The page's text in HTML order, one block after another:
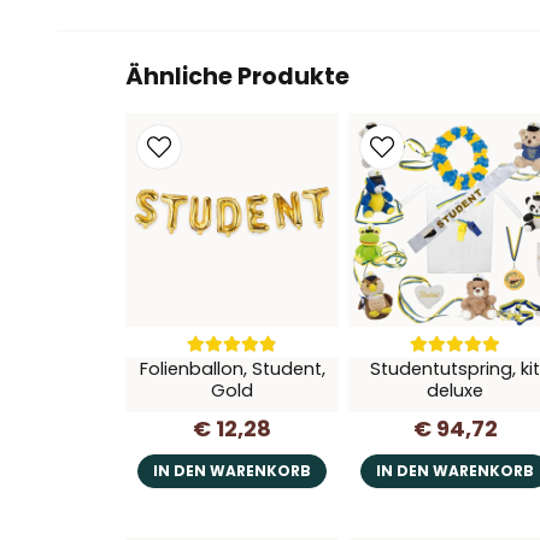
Ähnliche Produkte
Folienballon, Student,
Gold
€ 12,28
IN DEN WARENKORB
Studentutspring, kit
deluxe
€ 94,72
IN DEN WARENKORB